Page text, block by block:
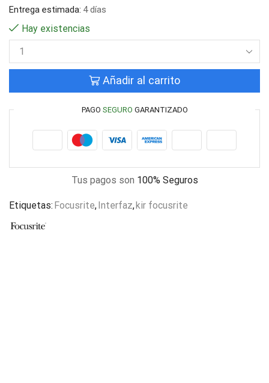
Entrega estimada: 4 días
Hay existencias
Añadir al carrito
PAGO SEGURO GARANTIZADO
Tus pagos son 100% Seguros
Etiquetas: Focusrite,Interfaz,kir focusrite